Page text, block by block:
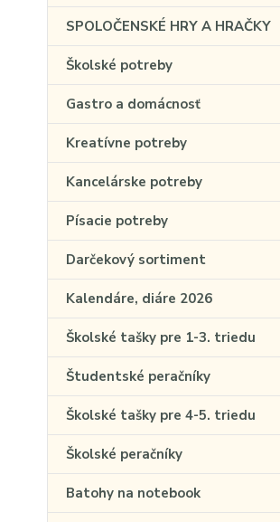
SPOLOČENSKÉ HRY A HRAČKY
Školské potreby
Gastro a domácnosť
Kreatívne potreby
Kancelárske potreby
Písacie potreby
Darčekový sortiment
Kalendáre, diáre 2026
Školské tašky pre 1-3. triedu
Študentské peračníky
Školské tašky pre 4-5. triedu
Školské peračníky
Batohy na notebook